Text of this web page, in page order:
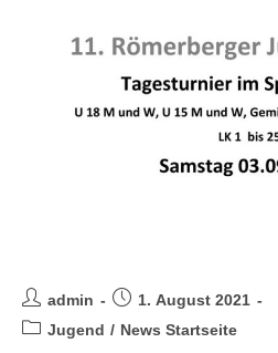
admin
1. August 2021
Jugend / News Startseite